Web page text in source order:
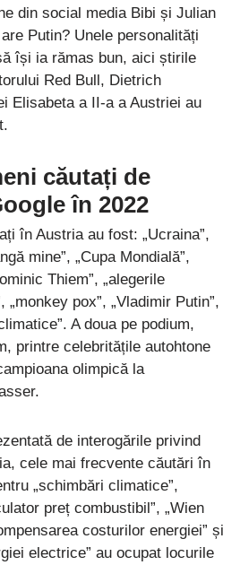
din social media Bibi și Julian
Putin? Unele personalități
își ia rămas bun, aici știrile
Red Bull, Dietrich
Elisabeta a II-a a Austriei au
căutați de
în 2022
în Austria au fost: „Ucraina”,
mine”, „Cupa Mondială”,
Thiem”, „alegerile
„monkey pox”, „Vladimir Putin”,
A doua pe podium,
printre celebritățile autohtone
olimpică la
de interogările privind
cele mai frecvente căutări în
„schimbări climatice”,
preț combustibil”, „Wien
costurilor energiei” și
electrice” au ocupat locurile